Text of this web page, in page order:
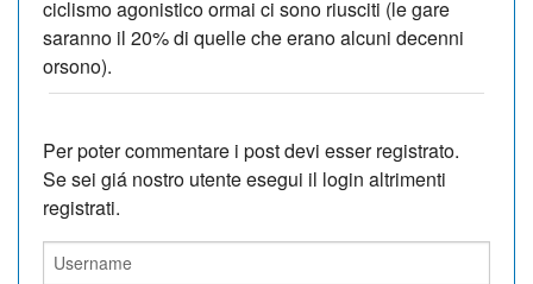
ciclismo agonistico ormai ci sono riusciti (le gare
saranno il 20% di quelle che erano alcuni decenni
orsono).
Per poter commentare i post devi esser registrato.
Se sei giá nostro utente esegui il login altrimenti
registrati.